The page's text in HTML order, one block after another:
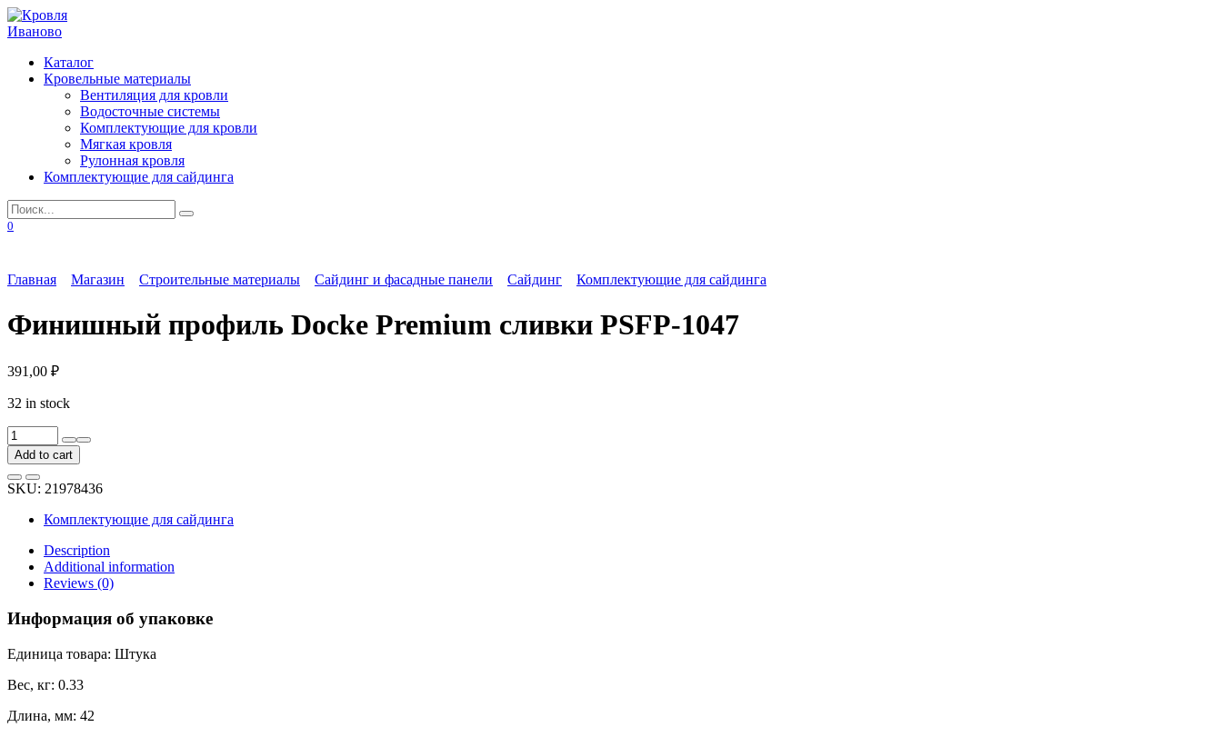
Перейти
к
Каталог
Кровельные материалы
Вентиляция для кровли
Водосточные системы
Комплектующие для кровли
Мягкая кровля
Рулонная кровля
Комплектующие для сайдинга
Search
for:
0
Главная Магазин Строительные материалы Сайдинг и фасадные панели Сайдинг Комплектующие для сайдинга
Финишный профиль Docke Premium сливки PSFP-1047
391,00 ₽
32 in stock
Финишный
профиль
Docke
Premium
сливки
PSFP-
quantity
Add to cart
SKU: 21978436
Комплектующие для сайдинга
Description
Additional information
Reviews (0)
Информация об упаковке
Единица товара: Штука
Вес, кг: 0.33
Длина, мм: 42